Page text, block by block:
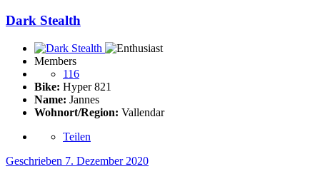
Dark Stealth
Members
116
Bike: Hyper 821
Name: Jannes
Wohnort/Region: Vallendar
Teilen
Geschrieben 7. Dezember 2020